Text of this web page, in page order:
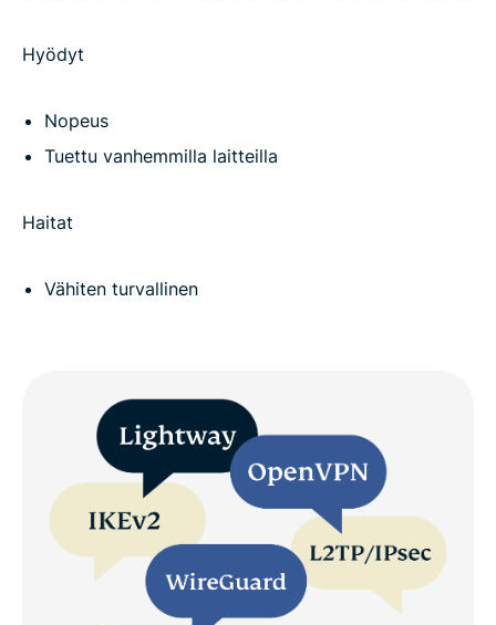
Hyödyt
Nopeus
Tuettu vanhemmilla laitteilla
Haitat
Vähiten turvallinen